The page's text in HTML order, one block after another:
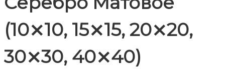
(10⨯10, 15⨯15, 20⨯20,
30⨯30, 40⨯40)